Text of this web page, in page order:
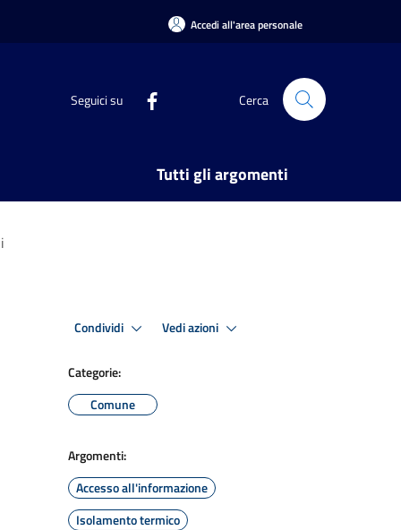
Accedi all'area personale
Seguici su Cerca
Tutti gli argomenti
Condividi Vedi azioni
Categorie:
Comune
Argomenti:
Accesso all'informazione
Isolamento termico